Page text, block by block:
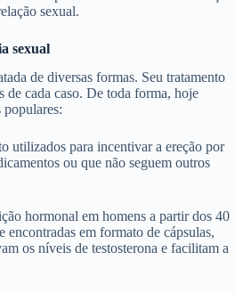
sexual.
sexual
de diversas formas. Seu tratamento
de cada caso. De toda forma, hoje
populares:
utilizados para incentivar a ereção por
ou que não seguem outros
hormonal em homens a partir dos 40
encontradas em formato de cápsulas,
os níveis de testosterona e facilitam a